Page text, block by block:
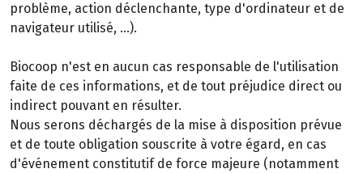
problème, action déclenchante, type d'ordinateur et de
navigateur utilisé, …).
Biocoop n'est en aucun cas responsable de l'utilisation
faite de ces informations, et de tout préjudice direct ou
indirect pouvant en résulter.
Nous serons déchargés de la mise à disposition prévue
et de toute obligation souscrite à votre égard, en cas
d'événement constitutif de force majeure (notamment